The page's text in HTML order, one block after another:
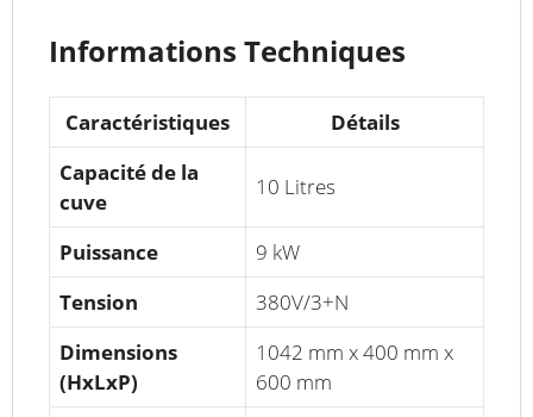
Informations Techniques
Caractéristiques
Détails
Capacité de la
cuve
10 Litres
Puissance
9 kW
Tension
380V/3+N
Dimensions
(HxLxP)
1042 mm x 400 mm x
600 mm